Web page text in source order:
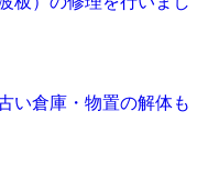
い倉庫・物置の解体も